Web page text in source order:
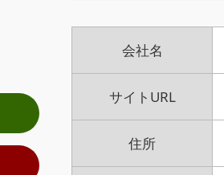
会社名
サイトURL
住所